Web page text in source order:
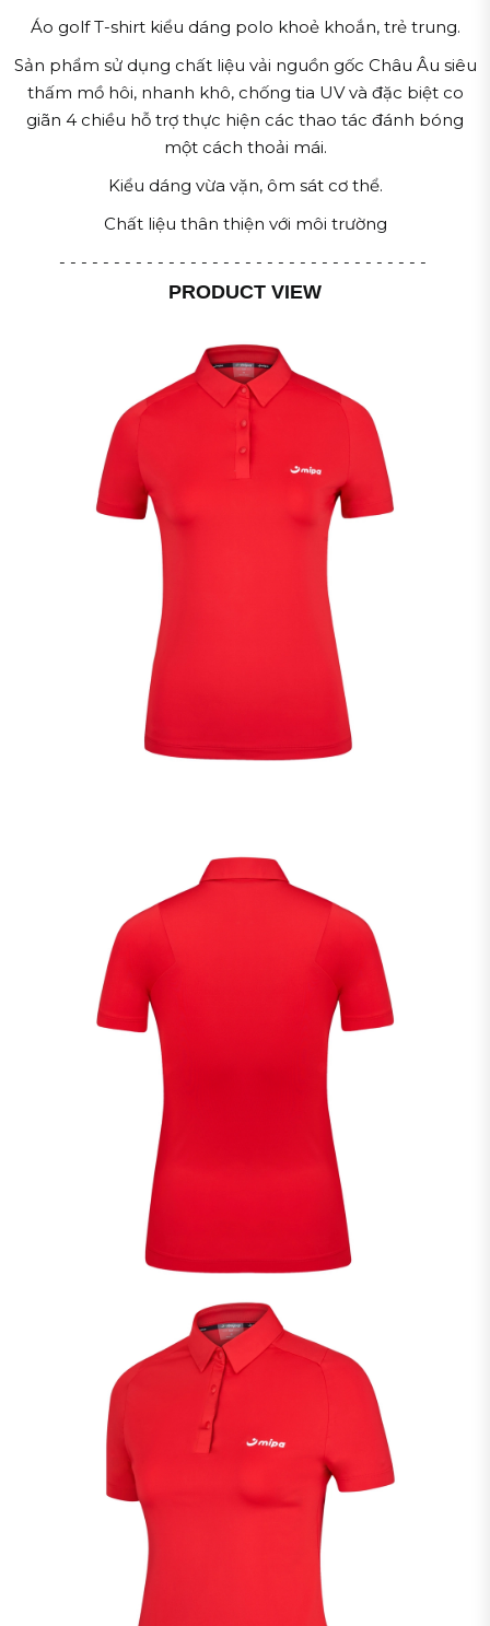
Áo golf T-shirt kiểu dáng polo khoẻ khoắn, trẻ trung.
Sản phẩm sử dụng chất liệu vải nguồn gốc Châu Âu siêu
thấm mồ hôi, nhanh khô, chống tia UV và đặc biệt co
giãn 4 chiều hỗ trợ thực hiện các thao tác đánh bóng
một cách thoải mái.
Kiểu dáng vừa vặn, ôm sát cơ thể.
Chất liệu thân thiện với môi trường
- - - - - - - - - - - - - - - - - - - - - - - - - - - - - - - - - -
PRODUCT VIEW